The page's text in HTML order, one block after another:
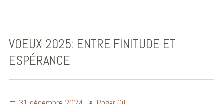
Ouvrages
Biographie
VOEUX 2025: ENTRE FINITUDE ET
ESPÉRANCE